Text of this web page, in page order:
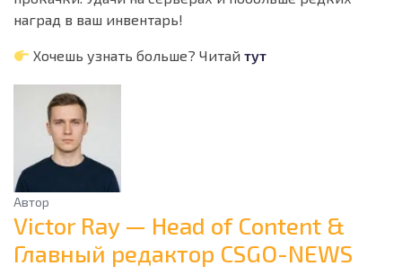
наград в ваш инвентарь!
Хочешь узнать больше? Читайтут
Автор
Victor Ray — Head of Content &
Главный редактор CSGO-NEWS